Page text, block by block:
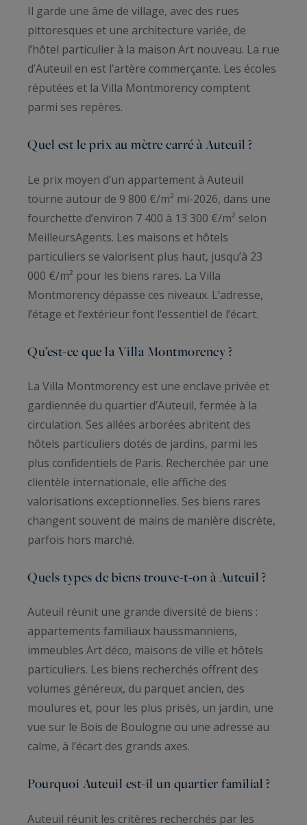
Il garde une âme de village, avec des rues
pittoresques et une architecture variée, de
l’hôtel particulier à la maison Art nouveau. La rue
d’Auteuil en est l’artère commerçante. Les écoles
réputées et la Villa Montmorency comptent
parmi ses repères.
Quel est le prix au mètre carré à Auteuil ?
Le prix moyen d’un appartement à Auteuil
tourne autour de 9 800 €/m² mi-2026, dans une
fourchette d’environ 7 400 à 13 300 €/m² selon
MeilleursAgents. Les maisons et hôtels
particuliers se valorisent plus haut, jusqu’à 23
000 €/m² pour les biens rares. La Villa
Montmorency dépasse ces niveaux. L’adresse,
l’étage et l’extérieur font l’essentiel de l’écart.
Qu’est-ce que la Villa Montmorency ?
La Villa Montmorency est une enclave privée et
gardiennée du quartier d’Auteuil, fermée à la
circulation. Ses allées arborées abritent des
hôtels particuliers dotés de jardins, parmi les
plus confidentiels de Paris. Recherchée par une
clientèle internationale, elle affiche des
valorisations exceptionnelles. Ses biens rares
changent souvent de mains de manière discrète,
parfois hors marché.
Quels types de biens trouve-t-on à Auteuil ?
Auteuil réunit une grande diversité de biens :
appartements familiaux haussmanniens,
immeubles Art déco, maisons de ville et hôtels
particuliers. Les biens recherchés offrent des
volumes généreux, du parquet ancien, des
moulures et, pour les plus prisés, un jardin, une
vue sur le Bois de Boulogne ou une adresse au
calme, à l’écart des grands axes.
Pourquoi Auteuil est-il un quartier familial ?
Auteuil réunit les critères recherchés par les